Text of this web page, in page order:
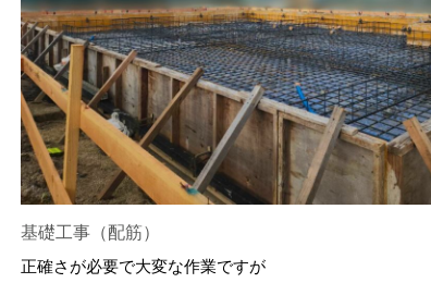
基礎工事（配筋）
正確さが必要で大変な作業ですが